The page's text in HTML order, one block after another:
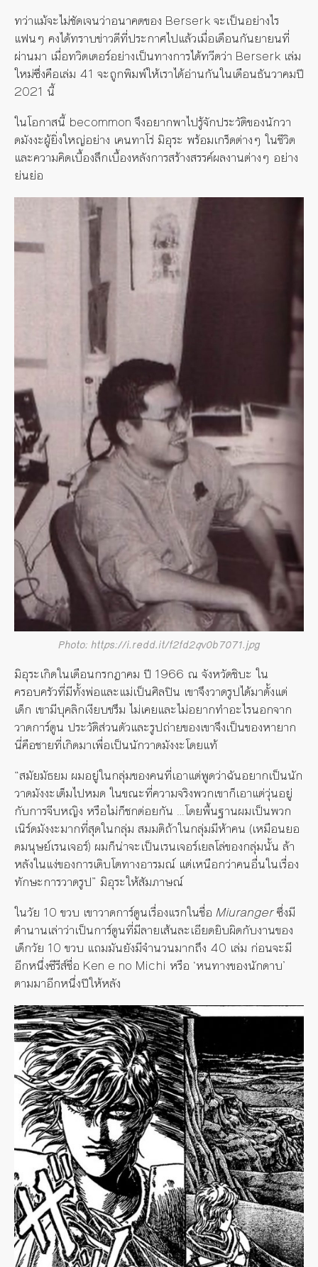
ทว่าแม้จะไม่ชัดเจนว่าอนาคตของ Berserk จะเป็นอย่างไร
แฟนๆ คงได้ทราบข่าวดีที่ประกาศไปแล้วเมื่อเดือนกันยายนที่
ผ่านมา เมื่อทวิตเตอร์อย่างเป็นทางการได้ทวีตว่า Berserk เล่ม
ใหม่ซึ่งคือเล่ม 41 จะถูกพิมพ์ให้เราได้อ่านกันในเดือนธันวาคมปี
2021 นี้
ในโอกาสนี้ becommon จึงอยากพาไปรู้จักประวัติของนักวา
ดมังงะผู้ยิ่งใหญ่อย่าง เคนทาโร่ มิอุระ พร้อมเกร็ดต่างๆ ในชีวิต
และความคิดเบื้องลึกเบื้องหลังการสร้างสรรค์ผลงานต่างๆ อย่าง
ย่นย่อ
Photo: https://i.redd.it/f2fd2qv0b7071.jpg
มิอุระเกิดในเดือนกรกฏาคม ปี 1966 ณ จังหวัดชิบะ ใน
ครอบครัวที่มีทั้งพ่อและแม่เป็นศิลปิน เขาจึงวาดรูปได้มาตั้งแต่
เด็ก เขามีบุคลิกเงียบขรึม ไม่เคยและไม่อยากทำอะไรนอกจาก
วาดการ์ตูน ประวัติส่วนตัวและรูปถ่ายของเขาจึงเป็นของหายาก
นี่คือชายที่เกิดมาเพื่อเป็นนักวาดมังงะโดยแท้
“สมัยมัธยม ผมอยู่ในกลุ่มของคนที่เอาแต่พูดว่าฉันอยากเป็นนัก
วาดมังงะเต็มไปหมด ในขณะที่ความจริงพวกเขาก็เอาแต่วุ่นอยู่
กับการจีบหญิง หรือไม่ก็ชกต่อยกัน …โดยพื้นฐานผมเป็นพวก
เนิร์ดมังงะมากที่สุดในกลุ่ม สมมติถ้าในกลุ่มมีห้าคน (เหมือนยอ
ดมนุษย์เรนเจอร์) ผมก็น่าจะเป็นเรนเจอร์เยลโล่ของกลุ่มนั้น ล้า
หลังในแง่ของการเติบโตทางอารมณ์ แต่เหนือกว่าคนอื่นในเรื่อง
ทักษะการวาดรูป” มิอุระให้สัมภาษณ์
ในวัย 10 ขวบ เขาวาดการ์ตูนเรื่องแรกในชื่อ Miurangerซึ่งมี
ตำนานเล่าว่าเป็นการ์ตูนที่มีลายเส้นละเอียดยิบผิดกับงานของ
เด็กวัย 10 ขวบ แถมมันยังมีจำนวนมากถึง 40 เล่ม ก่อนจะมี
อีกหนึ่งซีรีส์ชื่อ Ken e no Michi หรือ ‘หนทางของนักดาบ’
ตามมาอีกหนึ่งปีให้หลัง